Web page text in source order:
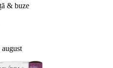
& buze